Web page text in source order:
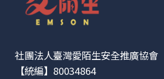
社團法人臺灣愛陌生安全推廣協會
【統編】80034864